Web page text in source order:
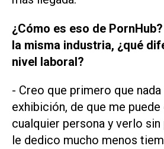
¿Cómo es eso de
la misma industria, ¿qué
nivel laboral?
- Creo que primero que
exhibición, de que me
cualquier persona y verlo sin
le dedico mucho menos